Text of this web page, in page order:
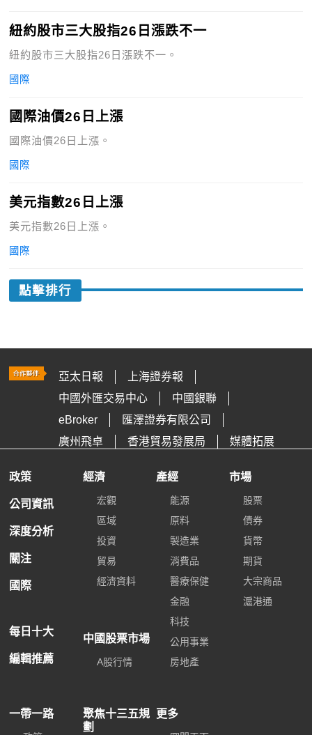
紐約股市三大股指26日漲跌不一
紐約股市三大股指26日漲跌不一。
國際
國際油價26日上漲
國際油價26日上漲。
國際
美元指數26日上漲
美元指數26日上漲。
國際
點擊排行
亞太日報
上海證券報
中國外匯交易中心
中國銀聯
eBroker
匯澤證券有限公司
廣州飛卓
香港貿易發展局 媒體拓展
政策
公司資訊
深度分析
關注
國際
每日十大
編輯推薦
經濟
宏觀
區域
投資
貿易
經濟資料
中國股票市場
A股行情
產經
能源
原料
製造業
消費品
醫療保健
金融
科技
公用事業
房地產
市場
股票
債券
貨幣
期貨
大宗商品
滬港通
一帶一路
聚焦十三五規
劃
更多